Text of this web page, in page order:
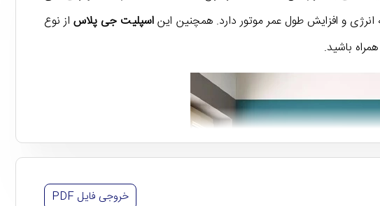
و افزایش طول عمر موتور دارد. همچنین ایناسپلیت جی پلاس از نوع
باشید.
خروجی فایل